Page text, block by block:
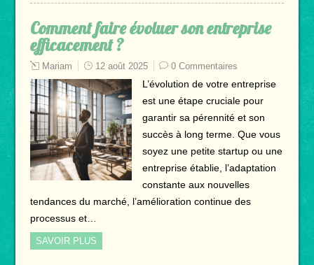
Comment faire évoluer son entreprise
efficacement ?
Mariam 12 août 2025 0 Commentaires
L’évolution de votre entreprise
est une étape cruciale pour
garantir sa pérennité et son
succès à long terme. Que vous
soyez une petite startup ou une
entreprise établie, l’adaptation
constante aux nouvelles
tendances du marché, l’amélioration continue des
processus et…
SAVOIR PLUS